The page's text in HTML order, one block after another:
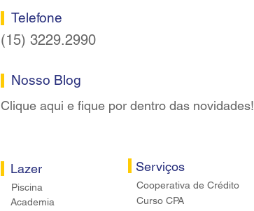
Telefone
(15) 3229.2990
Nosso Blog
Clique aqui e fique por dentro das novidades!
Lazer
Piscina
Academia
Serviços
Cooperativa de Crédito
Curso CPA